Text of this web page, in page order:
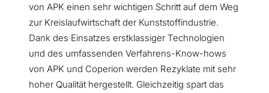
von APK einen sehr wichtigen Schritt auf dem Weg
zur Kreislaufwirtschaft der Kunststoffindustrie.
Dank des Einsatzes erstklassiger Technologien
und des umfassenden Verfahrens-Know-hows
von APK und Coperion werden Rezyklate mit sehr
hoher Qualität hergestellt. Gleichzeitig spart das